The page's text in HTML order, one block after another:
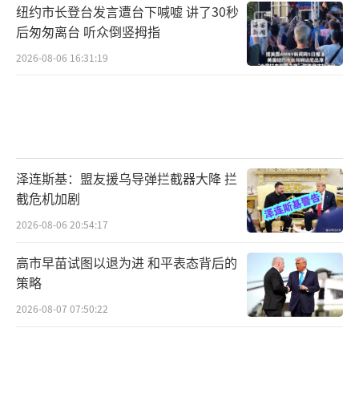
纽约市长登台发言遭台下喊嘘 讲了30秒
后匆匆离台 听众倒竖拇指
2026-08-06 16:31:19
泽连斯基：盟友援乌导弹拦截器大降 拦
截危机加剧
2026-08-06 20:54:17
高市早苗试图以退为进 和平表态背后的
策略
2026-08-07 07:50:22